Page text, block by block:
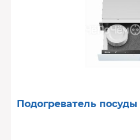
Подогреватель посуды